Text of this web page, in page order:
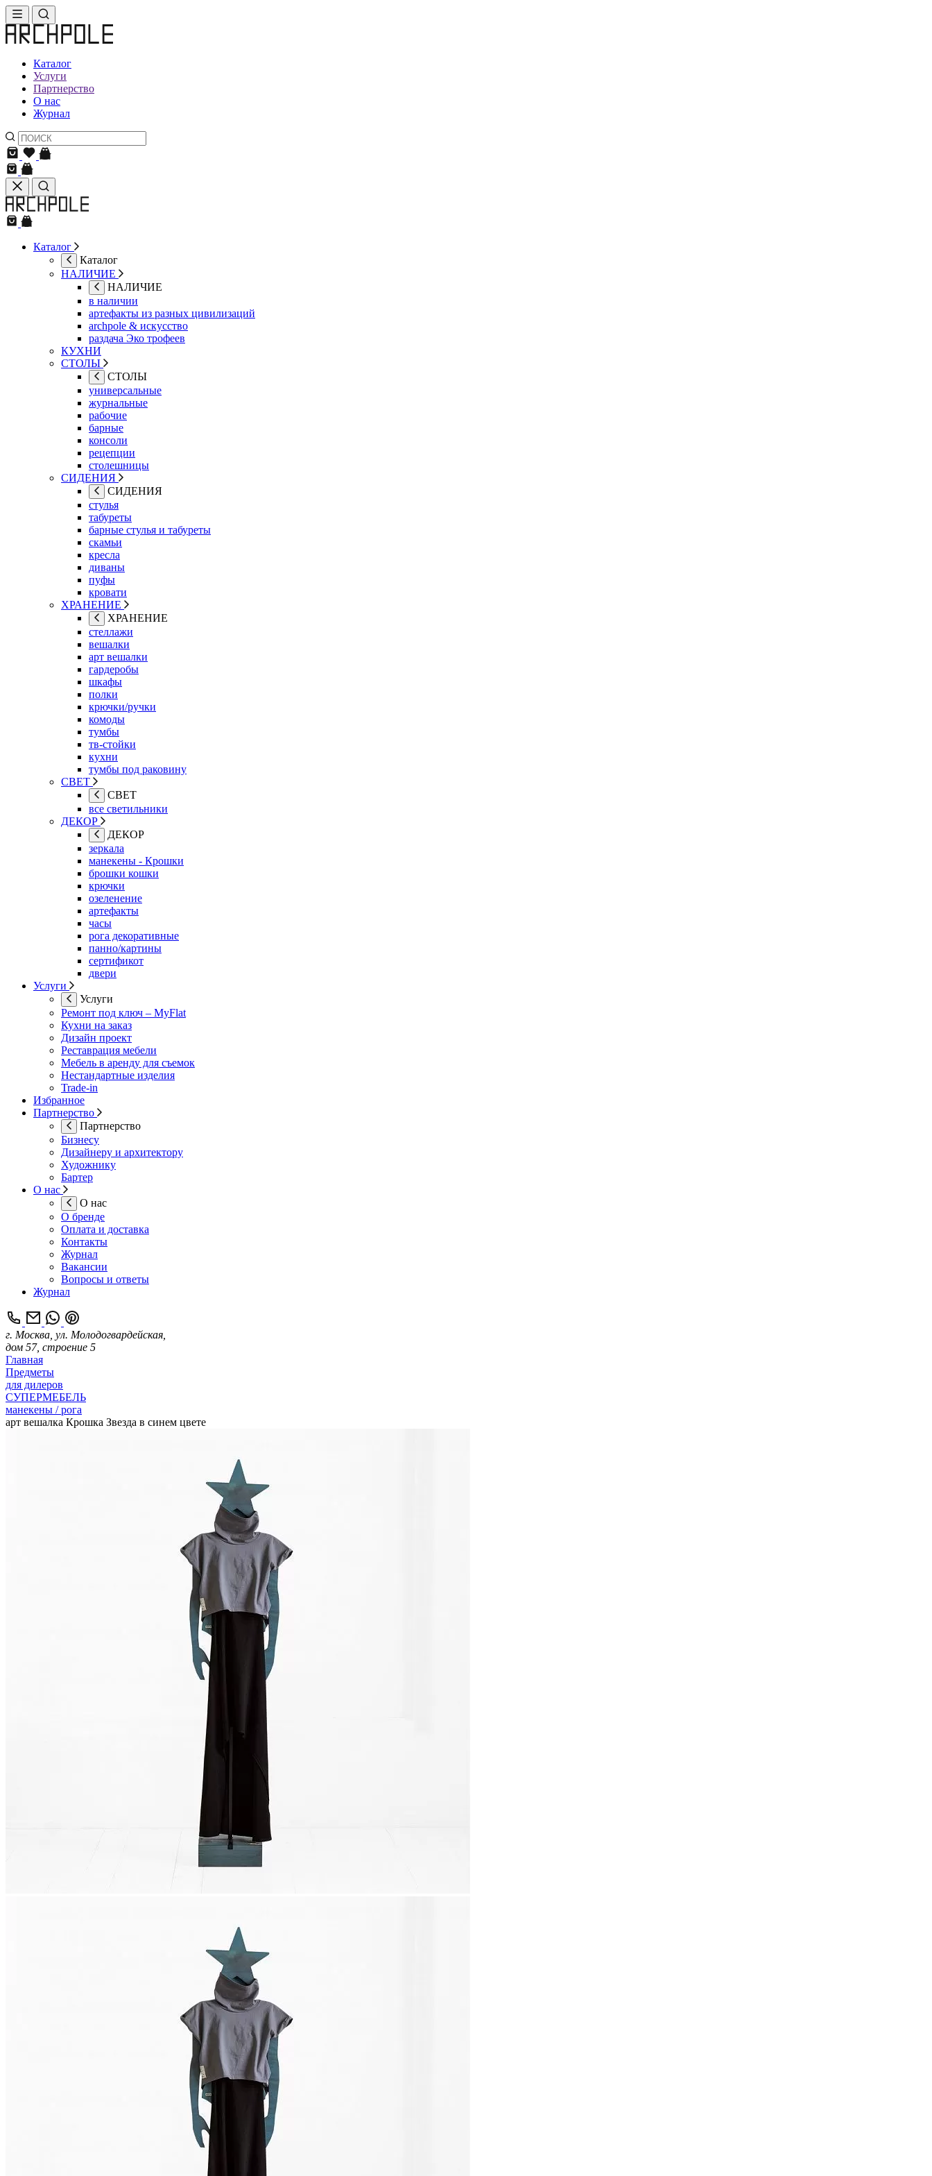
Каталог
Услуги
Партнерство
О нас
Журнал
Каталог
Каталог
НАЛИЧИЕ
НАЛИЧИЕ
в наличии
артефакты из разных цивилизаций
archpole & искусство
раздача Эко трофеев
КУХНИ
СТОЛЫ
СТОЛЫ
универсальные
журнальные
рабочие
барные
консоли
рецепции
столешницы
СИДЕНИЯ
СИДЕНИЯ
стулья
табуреты
барные стулья и табуреты
скамьи
кресла
диваны
пуфы
кровати
ХРАНЕНИЕ
ХРАНЕНИЕ
стеллажи
вешалки
арт вешалки
гардеробы
шкафы
полки
крючки/ручки
комоды
тумбы
тв-стойки
кухни
тумбы под раковину
СВЕТ
СВЕТ
все светильники
ДЕКОР
ДЕКОР
зеркала
манекены - Крошки
брошки кошки
крючки
озеленение
артефакты
часы
рога декоративные
панно/картины
сертификот
двери
Услуги
Услуги
Ремонт под ключ – MyFlat
Кухни на заказ
Дизайн проект
Реставрация мебели
Мебель в аренду для съемок
Нестандартные изделия
Trade-in
Избранное
Партнерство
Партнерство
Бизнесу
Дизайнеру и архитектору
Художнику
Бартер
О нас
О нас
О бренде
Оплата и доставка
Контакты
Журнал
Вакансии
Вопросы и ответы
Журнал
г. Москва, ул. Молодогвардейская,
дом 57, строение 5
Главная
Предметы
для дилеров
СУПЕРМЕБЕЛЬ
манекены / рога
арт вешалка Крошка Звезда в синем цвете